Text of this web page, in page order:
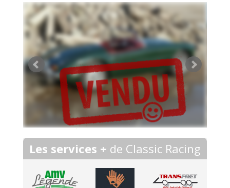
Les services + de Classic Racing